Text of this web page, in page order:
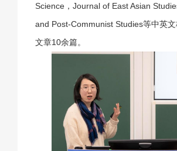
Science，Journal of East Asian
and Post-Communist Studies等中英
文章10余篇。